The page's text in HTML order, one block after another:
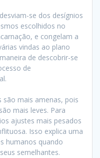
se dos desígnios
escolhidos no
e congelam a
vindas ao plano
de descobrir-se
de
são mais amenas, pois
mais leves. Para
ajustes mais pesados
Isso explica uma
humanos quando
semelhantes.